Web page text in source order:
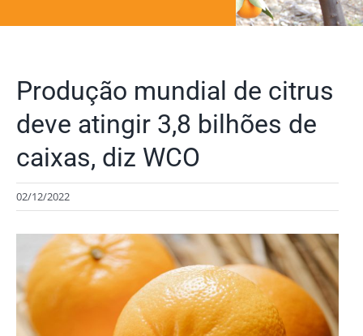
Produção mundial de citrus
deve atingir 3,8 bilhões de
caixas, diz WCO
02/12/2022
View
Larger
Image